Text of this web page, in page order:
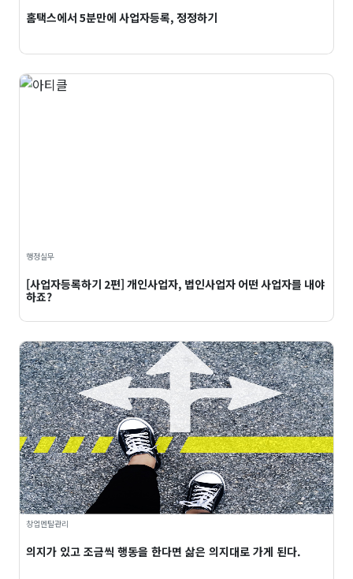
홈택스에서 5분만에 사업자등록, 정정하기
행정실무
[사업자등록하기 2편] 개인사업자, 법인사업자 어떤 사업자를 내야
하죠?
창업멘탈관리
의지가 있고 조금씩 행동을 한다면 삶은 의지대로 가게 된다.